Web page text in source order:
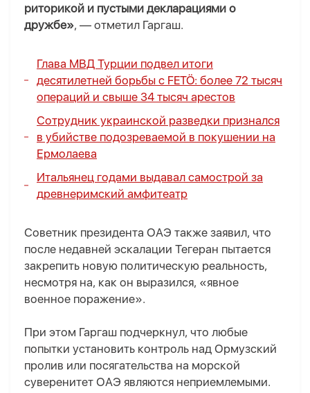
риторикой и пустыми декларациями о
дружбе», — отметил Гаргаш.
Глава МВД Турции подвел итоги
десятилетней борьбы с FETÖ: более 72 тысяч
операций и свыше 34 тысяч арестов
Сотрудник украинской разведки признался
в убийстве подозреваемой в покушении на
Ермолаева
Итальянец годами выдавал самострой за
древнеримский амфитеатр
Советник президента ОАЭ также заявил, что
после недавней эскалации Тегеран пытается
закрепить новую политическую реальность,
несмотря на, как он выразился, «явное
военное поражение».
При этом Гаргаш подчеркнул, что любые
попытки установить контроль над Ормузский
пролив или посягательства на морской
суверенитет ОАЭ являются неприемлемыми.